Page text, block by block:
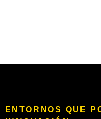
ENTORNOS QUE